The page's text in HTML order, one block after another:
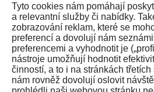
Tyto cookies nám pomáhají
a relevantní služby či nabídky.
zobrazování reklam, které se
preferencí a dovolují nám
preferencemi a vyhodnotit je
nástroje umožňují hodnotit
činností, a to i na stránkách
nám rovněž dovolují oslovit